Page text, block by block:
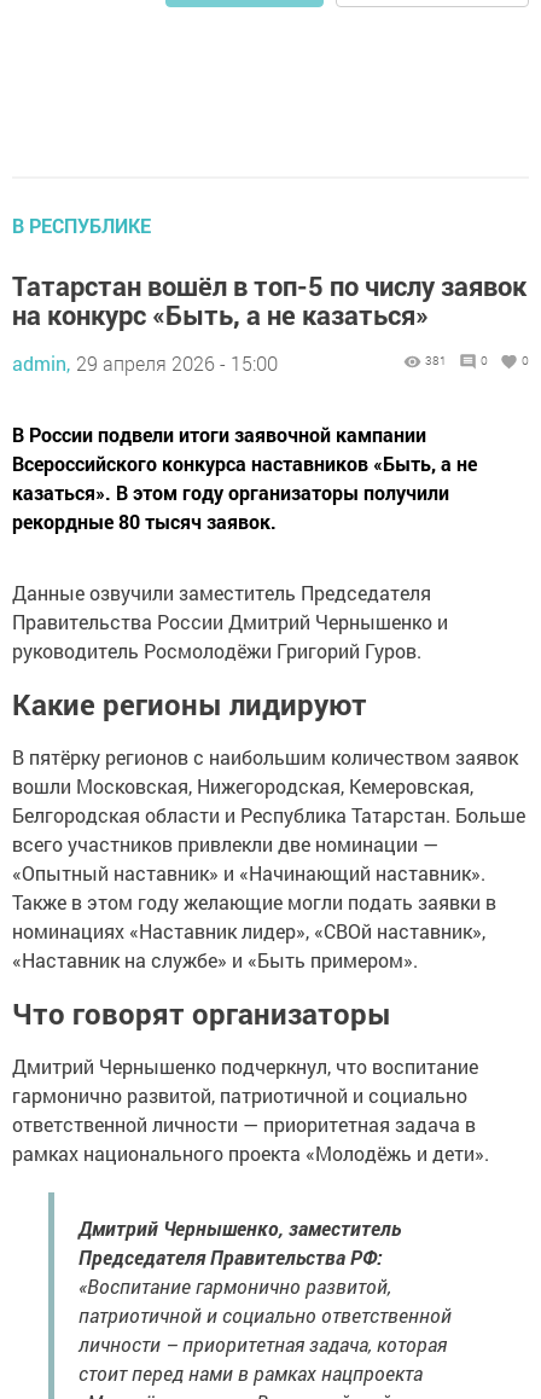
В РЕСПУБЛИКЕ
Татарстан вошёл в топ-5 по числу заявок
на конкурс «Быть, а не казаться»
admin, 29 апреля 2026 - 15:00 381 0 0
В России подвели итоги заявочной кампании
Всероссийского конкурса наставников «Быть, а не
казаться». В этом году организаторы получили
рекордные 80 тысяч заявок.
Данные озвучили заместитель Председателя
Правительства России Дмитрий Чернышенко и
руководитель Росмолодёжи Григорий Гуров.
Какие регионы лидируют
В пятёрку регионов с наибольшим количеством заявок
вошли Московская, Нижегородская, Кемеровская,
Белгородская области и Республика Татарстан. Больше
всего участников привлекли две номинации —
«Опытный наставник» и «Начинающий наставник».
Также в этом году желающие могли подать заявки в
номинациях «Наставник лидер», «СВОй наставник»,
«Наставник на службе» и «Быть примером».
Что говорят организаторы
Дмитрий Чернышенко подчеркнул, что воспитание
гармонично развитой, патриотичной и социально
ответственной личности — приоритетная задача в
рамках национального проекта «Молодёжь и дети».
Дмитрий Чернышенко, заместитель
Председателя Правительства РФ:
«Воспитание гармонично развитой,
патриотичной и социально ответственной
личности – приоритетная задача, которая
стоит перед нами в рамках нацпроекта